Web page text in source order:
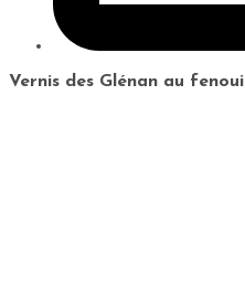
Vernis des Glénan au fenouil